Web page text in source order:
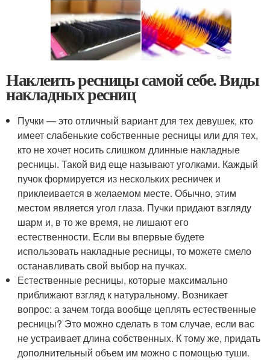
Наклеить ресницы самой себе. Виды
накладных ресниц
Пучки — это отличный вариант для тех девушек, кто
имеет слабенькие собственные ресницы или для тех,
кто не хочет носить слишком длинные накладные
ресницы. Такой вид еще называют уголками. Каждый
пучок формируется из нескольких ресничек и
приклеивается в желаемом месте. Обычно, этим
местом является угол глаза. Пучки придают взгляду
шарм и, в то же время, не лишают его
естественности. Если вы впервые будете
использовать накладные ресницы, то можете смело
останавливать свой выбор на пучках.
Естественные ресницы, которые максимально
приближают взгляд к натуральному. Возникает
вопрос: а зачем тогда вообще цеплять естественные
ресницы? Это можно сделать в том случае, если вас
не устраивает длина собственных. К тому же, придать
дополнительный объем им можно с помощью туши.